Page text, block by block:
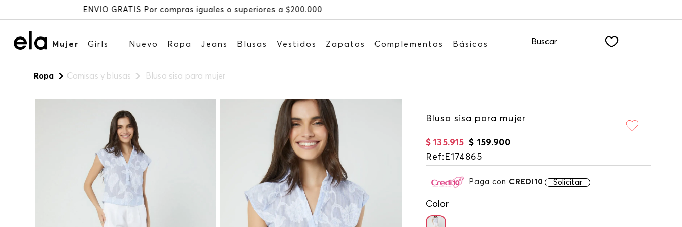
Recibe: 15%OFF suscribiéndote a nuestro NEWSLETTER
Mujer Girls Nuevo Ropa Jeans Blusas Vestidos Zapatos Complementos Básicos Buscar
Ropa Camisas y blusas Blusa sisa para mujer
Blusa sisa para mujer
$ 159.900
$ 135.915
Ref: E174865
Paga con CREDI10 Solicitar
Color